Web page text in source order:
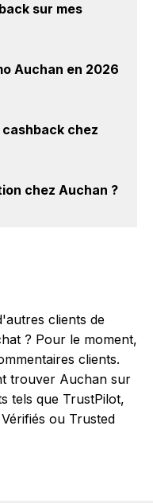
sur mes
BackBackBack et
48h après votre
Auchan en 2026
promo Auchan
cashback chez
vos réductions
chez Auchan ?
web de Auchan. Ce
clients de
? Pour le moment,
clients.
trouver Auchan sur
tels que TrustPilot,
ou Trusted